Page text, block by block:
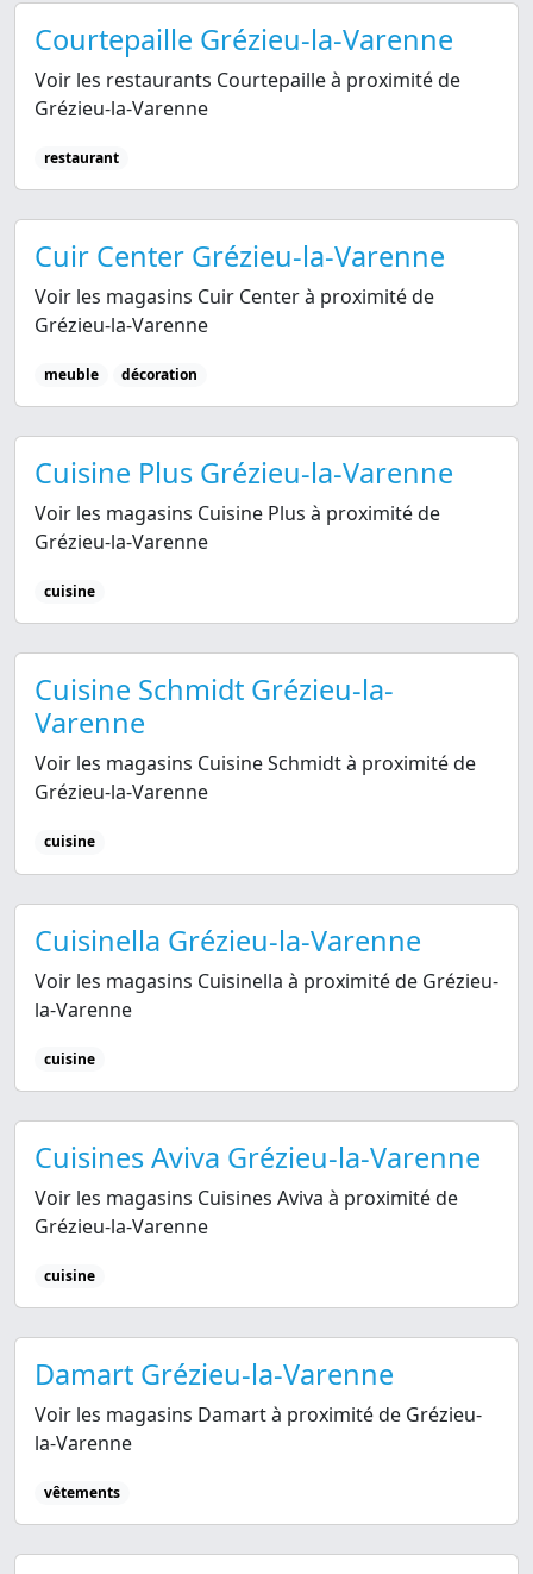
Courtepaille Grézieu-la-Varenne
Voir les restaurants Courtepaille à proximité de
Grézieu-la-Varenne
restaurant
Cuir Center Grézieu-la-Varenne
Voir les magasins Cuir Center à proximité de
Grézieu-la-Varenne
meuble décoration
Cuisine Plus Grézieu-la-Varenne
Voir les magasins Cuisine Plus à proximité de
Grézieu-la-Varenne
cuisine
Cuisine Schmidt Grézieu-la-
Varenne
Voir les magasins Cuisine Schmidt à proximité de
Grézieu-la-Varenne
cuisine
Cuisinella Grézieu-la-Varenne
Voir les magasins Cuisinella à proximité de Grézieu-
la-Varenne
cuisine
Cuisines Aviva Grézieu-la-Varenne
Voir les magasins Cuisines Aviva à proximité de
Grézieu-la-Varenne
cuisine
Damart Grézieu-la-Varenne
Voir les magasins Damart à proximité de Grézieu-
la-Varenne
vêtements